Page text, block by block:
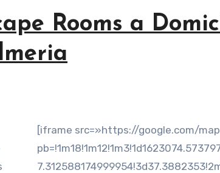
Rooms a
[iframe src=»https://google.com/